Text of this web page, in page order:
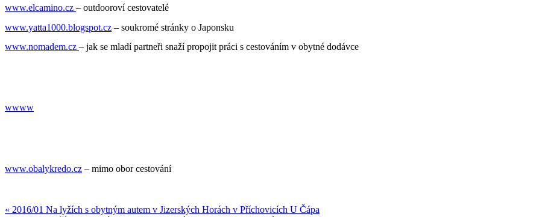
www.elcamino.cz – outdooroví cestovatelé
www.yatta1000.blogspot.cz – soukromé stránky o Japonsku
www.nomadem.cz – jak se mladí partneři snaží propojit práci s cestováním v obytné dodávce
wwww
www.obalykredo.cz – mimo obor cestování
Navigace
« 2016/01 Na lyžích s obytným autem v Jizerských Horách v Příchovicích U Čápa